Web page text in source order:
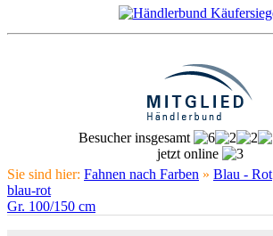
Besucher insgesamt
jetzt online
Sie sind hier: Fahnen nach Farben » Blau - Rot
blau-rot
Gr. 100/150 cm